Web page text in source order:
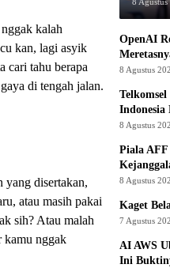
kalah
kan, lagi asyik
cari tahu berapa
di tengah jalan.
yang disertakan,
atau masih pakai
sih? Atau malah
kamu nggak
OpenAI
8 Agustus
Indonesia
8 Agustus
Piala AFF
8 Agustus
Kaget
7 Agustus
AI AWS
Ini